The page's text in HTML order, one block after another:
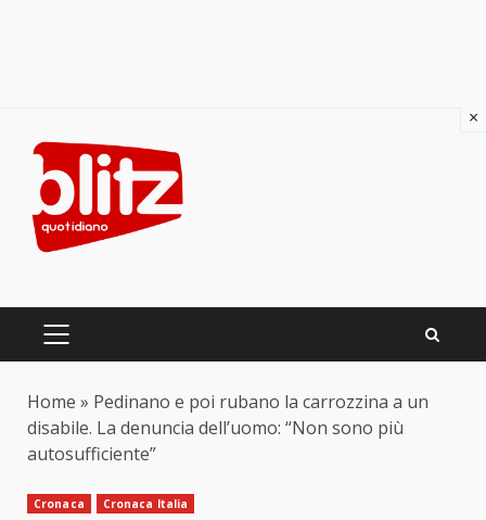
content
PRIMARY
Home » Pedinano e poi rubano la carrozzina a un
disabile. La denuncia dell’uomo: “Non sono più
autosufficiente”
Cronaca Cronaca Italia
×